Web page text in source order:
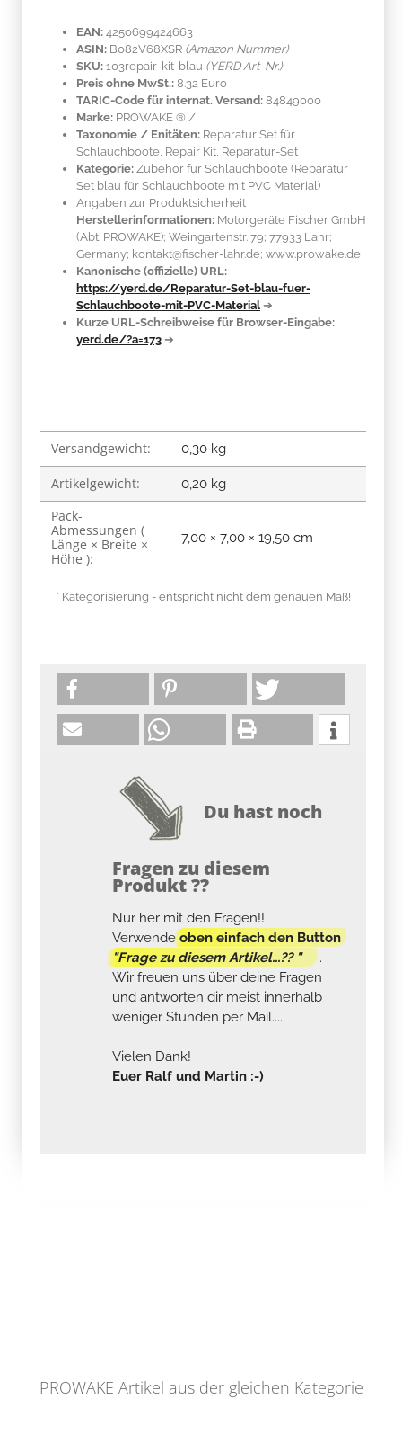
EAN: 4250699424663
ASIN: B082V68XSR (Amazon Nummer)
SKU: 103repair-kit-blau (YERD Art-Nr.)
Preis ohne MwSt.: 8.32 Euro
TARIC-Code für internat. Versand: 84849000
Marke: PROWAKE ® /
Taxonomie / Enitäten: Reparatur Set für
Schlauchboote, Repair Kit, Reparatur-Set
Kategorie: Zubehör für Schlauchboote (Reparatur
Set blau für Schlauchboote mit PVC Material)
Angaben zur Produktsicherheit
Herstellerinformationen: Motorgeräte Fischer GmbH
(Abt. PROWAKE); Weingartenstr. 79; 77933 Lahr;
Germany; kontakt@fischer-lahr.de; www.prowake.de
Kanonische (offizielle) URL:
https://yerd.de/Reparatur-Set-blau-fuer-
Schlauchboote-mit-PVC-Material ➔
Kurze URL-Schreibweise für Browser-Eingabe:
yerd.de/?a=173 ➔
Produkteigenschaft
Wert
Versandgewicht: 0,30 kg
Artikelgewicht: 0,20 kg
Pack-
Abmessungen (
Länge × Breite ×
Höhe ):
7,00 × 7,00 × 19,50 cm
* Kategorisierung - entspricht nicht dem genauen Maß!
Du hast noch
Fragen zu diesem
Produkt ??
Nur her mit den Fragen!!
Verwendeoben einfach den Button
"Frage zu diesem Artikel...?? "
.
Wir freuen uns über deine Fragen
und antworten dir meist innerhalb
weniger Stunden per Mail....
Vielen Dank!
Euer Ralf und Martin :-)
PROWAKE Artikel aus der gleichen Kategorie